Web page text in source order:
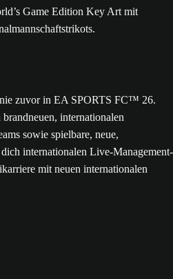
zuvor in EA SPORTS FC™ 26.
internationalen
sowie spielbare, neue,
internationalen Live-Management-
mit neuen internationalen